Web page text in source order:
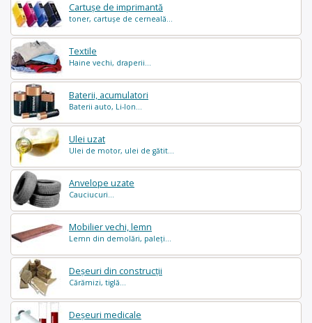
Cartușe de imprimantă
toner, cartușe de cerneală...
Textile
Haine vechi, draperii...
Baterii, acumulatori
Baterii auto, Li-Ion...
Ulei uzat
Ulei de motor, ulei de gătit...
Anvelope uzate
Cauciucuri...
Mobilier vechi, lemn
Lemn din demolări, paleți...
Deșeuri din construcții
Cărămizi, tiglă...
Deșeuri medicale